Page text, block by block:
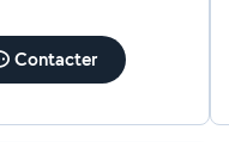
Contacter